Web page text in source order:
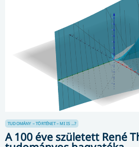
TUDOMÁNY – TÖRTÉNET – MI IS ...?
A 100 éve született René